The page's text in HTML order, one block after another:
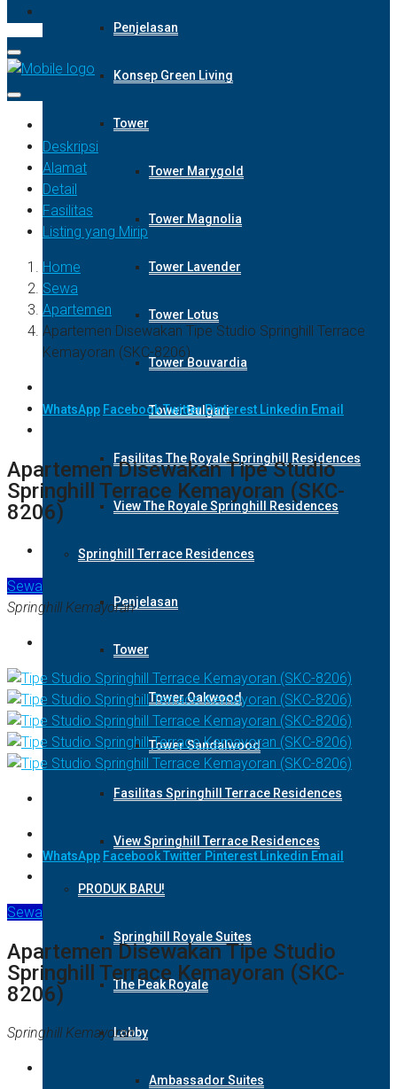
Penjelasan
Konsep Green Living
Tower
Tower Marygold
Tower Magnolia
Tower Lavender
Tower Lotus
Tower Bouvardia
Tower Bulgari
Fasilitas The Royale Springhill Residences
View The Royale Springhill Residences
Springhill Terrace Residences
Penjelasan
Tower
Tower Oakwood
Tower Sandalwood
Fasilitas Springhill Terrace Residences
View Springhill Terrace Residences
PRODUK BARU!
Springhill Royale Suites
The Peak Royale
Lobby
Ambassador Suites
Deskripsi
Alamat
Detail
Fasilitas
Listing yang Mirip
Home
Sewa
Apartemen
Apartemen Disewakan Tipe Studio Springhill Terrace
Kemayoran (SKC-8206)
WhatsApp FacebookTwitterPinterest Linkedin Email
Apartemen Disewakan Tipe Studio
Springhill Terrace Kemayoran (SKC-
8206)
Sewa
Springhill Kemayoran
WhatsApp FacebookTwitter Pinterest Linkedin Email
Sewa
Apartemen Disewakan Tipe Studio
Springhill Terrace Kemayoran (SKC-
8206)
Springhill Kemayoran